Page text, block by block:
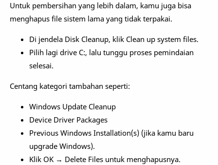
Untuk pembersihan yang lebih dalam, kamu juga bisa
menghapus file sistem lama yang tidak terpakai.
Di jendela Disk Cleanup, klik Clean up system files.
Pilih lagi drive C:, lalu tunggu proses pemindaian
selesai.
Centang kategori tambahan seperti:
Windows Update Cleanup
Device Driver Packages
Previous Windows Installation(s) (jika kamu baru
upgrade Windows).
Klik OK → Delete Files untuk menghapusnya.